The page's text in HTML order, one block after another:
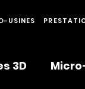
USINES
3D